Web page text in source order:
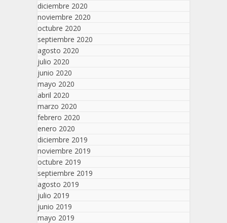
diciembre 2020
noviembre 2020
octubre 2020
septiembre 2020
agosto 2020
julio 2020
junio 2020
mayo 2020
abril 2020
marzo 2020
febrero 2020
enero 2020
diciembre 2019
noviembre 2019
octubre 2019
septiembre 2019
agosto 2019
julio 2019
junio 2019
mayo 2019